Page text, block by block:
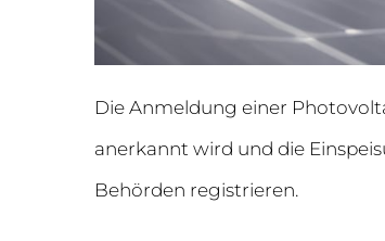
Die Anmeldung einer
anerkannt wird und die
Behörden registrieren.